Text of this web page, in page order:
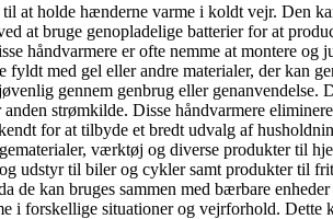
at holde hænderne varme i koldt vejr. Den
at bruge genopladelige batterier for at
håndvarmere er ofte nemme at montere
fyldt med gel eller andre materialer, der
gennem genbrug eller
strømkilde. Disse håndvarmere
for at tilbyde et bredt udvalg af
værktøj og diverse produkter til
udstyr til biler og cykler samt produkter
de kan bruges sammen med bærbare
i forskellige situationer og vejrforhold. Dette